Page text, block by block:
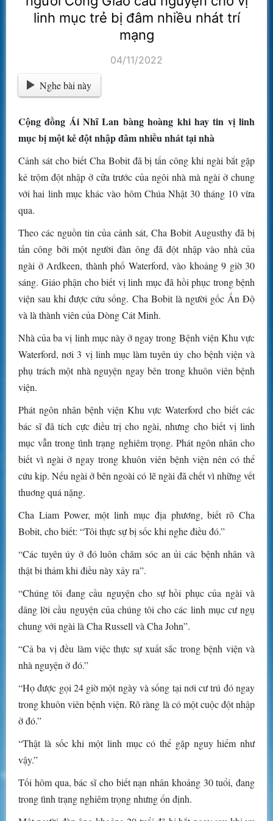
linh mục trẻ bị đâm nhiều nhát trí
mạng
04/11/2022
Nghe bài này
Cộng đồng Ái Nhĩ Lan bàng hoàng khi hay tin vị linh
mục bị một kẻ đột nhập đâm nhiều nhát tại nhà
Cảnh sát cho biết Cha Bobit đã bị tấn công khi ngài bắt gặp
kẻ trộm đột nhập ở cửa trước của ngôi nhà mà ngài ở chung
với hai linh mục khác vào hôm Chúa Nhật 30 tháng 10 vừa
qua.
Theo các nguồn tin của cảnh sát, Cha Bobit Augusthy đã bị
tấn công bởi một người đàn ông đã đột nhập vào nhà của
ngài ở Ardkeen, thành phố Waterford, vào khoảng 9 giờ 30
sáng. Giáo phận cho biết vị linh mục đã hồi phục trong bệnh
viện sau khi được cứu sống. Cha Bobit là người gốc Ấn Độ
và là thành viên của Dòng Cát Minh.
Nhà của ba vị linh mục này ở ngay trong Bệnh viện Khu vực
Waterford, nơi 3 vị linh mục làm tuyên úy cho bệnh viện và
phụ trách một nhà nguyện ngay bên trong khuôn viên bệnh
viện.
Phát ngôn nhân bệnh viện Khu vực Waterford cho biết các
bác sĩ đã tích cực điều trị cho ngài, nhưng cho biết vị linh
mục vẫn trong tình trạng nghiêm trọng. Phát ngôn nhân cho
biết vì ngài ở ngay trong khuôn viên bệnh viện nên có thể
cứu kịp. Nếu ngài ở bên ngoài có lẽ ngài đã chết vì những vết
thuơng quá nặng.
Cha Liam Power, một linh mục địa phương, biết rõ Cha
Bobit, cho biết: “Tôi thực sự bị sốc khi nghe điều đó.”
“Các tuyên úy ở đó luôn chăm sóc an ủi các bệnh nhân và
thật bi thảm khi điều này xảy ra”.
“Chúng tôi đang cầu nguyện cho sự hồi phục của ngài và
dâng lời cầu nguyện của chúng tôi cho các linh mục cư ngụ
chung với ngài là Cha Russell và Cha John”.
“Cả ba vị đều làm việc thực sự xuất sắc trong bệnh viện và
nhà nguyện ở đó.”
“Họ được gọi 24 giờ một ngày và sống tại nơi cư trú đó ngay
trong khuôn viên bệnh viện. Rõ ràng là có một cuộc đột nhập
ở đó.”
“Thật là sốc khi một linh mục có thể gặp nguy hiểm như
vậy.”
Tối hôm qua, bác sĩ cho biết nạn nhân khoảng 30 tuổi, đang
trong tình trạng nghiêm trọng nhưng ổn định.